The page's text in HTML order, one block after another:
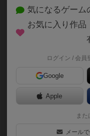
ニエット！で遊ぶことがで
録されています。公開プロフ
グインすると、同じ都道府県
プレイスペース
キウイ！(
「キウイ！」は、2011
てスタートしたボードゲ
気になるゲーム
お気に入り作品
ログイン / 会員
Google
Apple
また
メール